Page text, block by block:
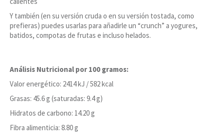
Y también (en su versión cruda o en su versión tostada, como
prefieras) puedes usarlas para añadirle un “crunch” a yogures,
batidos, compotas de frutas e incluso helados.
Análisis Nutricional por 100 gramos:
Valor energético: 2414 kJ / 582 kcal
Grasas: 45.6 g (saturadas: 9.4 g)
Hidratos de carbono: 14.20 g
Fibra alimenticia: 8.80 g